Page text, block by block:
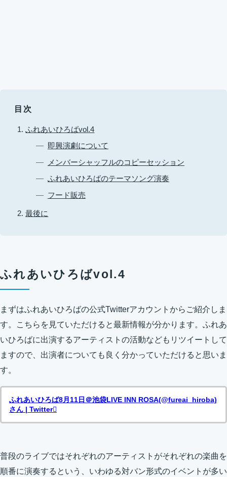
目次
ふれあいひろばvol.4
即興演劇について
メンバーシャッフルのコピーセッション
ふれあいひろばのテーマソング演奏
フード販売
最後に
ふれあいひろばvol.4
まずはふれあいひろばの公式Twitterアカウントからご紹介しま
す。こちらを見ていただけると最新情報が分かります。ふれあ
いひろばに出演するアーティストの活動などもリツイートして
ますので、出演者についても良く分かっていただけると思いま
す。
ふれあいひろば8月11日＠池袋LIVE INN ROSA(@fureai_hiroba)
さん | Twitter
普段のライブではそれぞれのアーティストがそれぞれの楽曲を
順番に演奏するという、いわゆる対バン形式のイベントが多い